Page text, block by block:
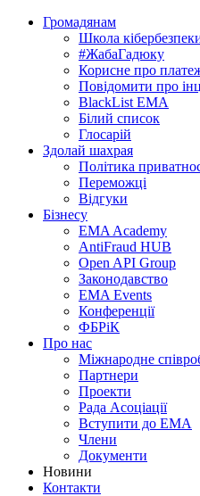
Громадянам
Школа
#ЖабаГадюку
Корисне про
Повідомити про
BlackList EMA
Білий список
Глосарій
Здолай шахрая
Політика
Переможцi
Відгуки
Бізнесу
EMA Academy
AntiFraud HUB
Open API Group
Законодавство
EMA Events
Конференції
ФБРіК
Про нас
Міжнародне
Партнери
Проекти
Рада Асоціації
Вступити до ЕМА
Члени
Документи
Новини
Контакти